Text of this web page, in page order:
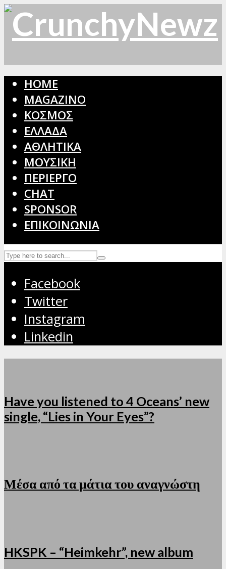
HOME
MAGAZINO
ΚΟΣΜΟΣ
ΕΛΛΑΔΑ
ΑΘΛΗΤΙΚΑ
ΜΟΥΣΙΚΗ
ΠΕΡΙΕΡΓΟ
CHAT
SPONSOR
ΕΠΙΚΟΙΝΩΝΙΑ
Facebook
Twitter
Instagram
Linkedin
Have you listened to 4 Oceans’ new
single, “Lies in Your Eyes”?
Μέσα από τα μάτια του αναγνώστη
HKSPK – “Heimkehr”, new album